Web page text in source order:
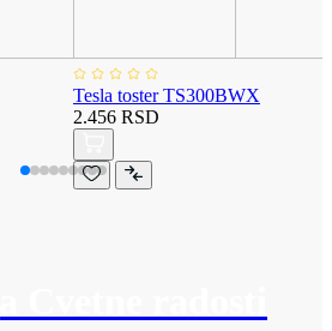
Tesla toster TS300BWX
2.456 RSD